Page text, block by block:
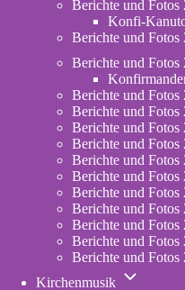
Berichte und Fotos
Konfi-
Berichte und Fotos
Berichte und Fotos
Berichte und Fotos
Berichte und Fotos
Berichte und Fotos
Berichte und Fotos
Berichte und Fotos
Berichte und Fotos
Berichte und Fotos
Berichte und Fotos
Berichte und Fotos
Berichte und Fotos
Berichte und Fotos
Kirchenmusik